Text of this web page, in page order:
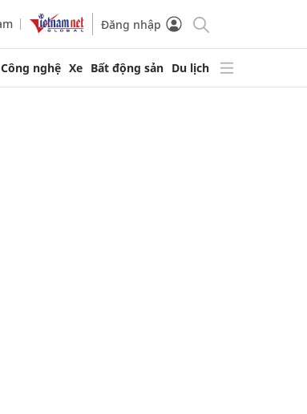
Đăng nhập
Công nghệ Xe Bất động sản Du lịch